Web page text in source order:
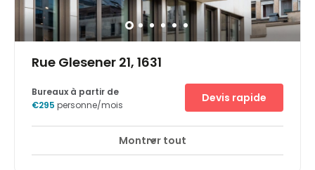
Rue Glesener 21, 1631
Accès 24 heures sur 24 Espaces de détente
Bureaux à partir de
€295 personne/mois
Devis rapide
Montrer tout